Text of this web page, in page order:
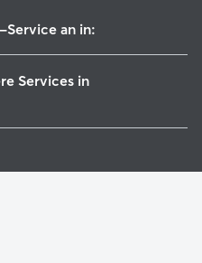
Service an in:
Services in